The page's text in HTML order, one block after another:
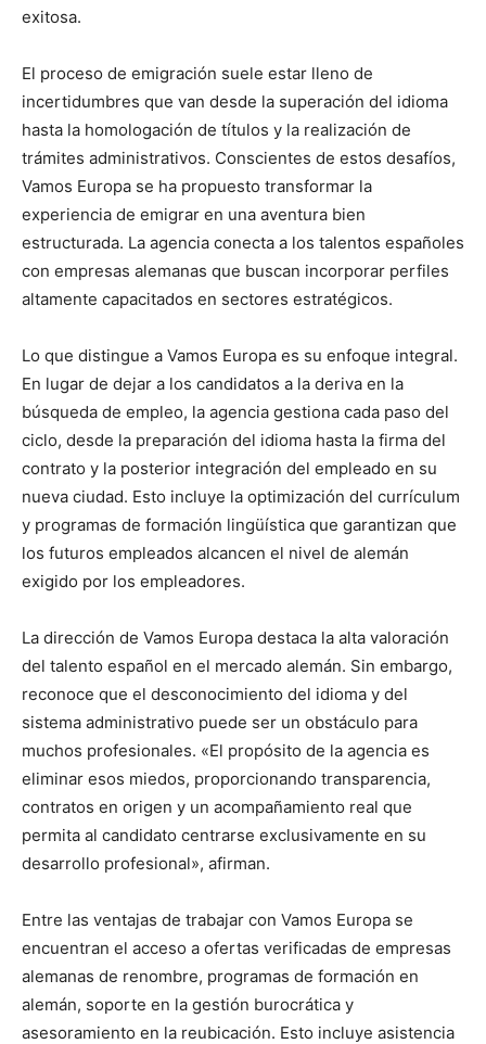
exitosa.
El proceso de emigración suele estar lleno de
incertidumbres que van desde la superación del idioma
hasta la homologación de títulos y la realización de
trámites administrativos. Conscientes de estos desafíos,
Vamos Europa se ha propuesto transformar la
experiencia de emigrar en una aventura bien
estructurada. La agencia conecta a los talentos españoles
con empresas alemanas que buscan incorporar perfiles
altamente capacitados en sectores estratégicos.
Lo que distingue a Vamos Europa es su enfoque integral.
En lugar de dejar a los candidatos a la deriva en la
búsqueda de empleo, la agencia gestiona cada paso del
ciclo, desde la preparación del idioma hasta la firma del
contrato y la posterior integración del empleado en su
nueva ciudad. Esto incluye la optimización del currículum
y programas de formación lingüística que garantizan que
los futuros empleados alcancen el nivel de alemán
exigido por los empleadores.
La dirección de Vamos Europa destaca la alta valoración
del talento español en el mercado alemán. Sin embargo,
reconoce que el desconocimiento del idioma y del
sistema administrativo puede ser un obstáculo para
muchos profesionales. «El propósito de la agencia es
eliminar esos miedos, proporcionando transparencia,
contratos en origen y un acompañamiento real que
permita al candidato centrarse exclusivamente en su
desarrollo profesional», afirman.
Entre las ventajas de trabajar con Vamos Europa se
encuentran el acceso a ofertas verificadas de empresas
alemanas de renombre, programas de formación en
alemán, soporte en la gestión burocrática y
asesoramiento en la reubicación. Esto incluye asistencia